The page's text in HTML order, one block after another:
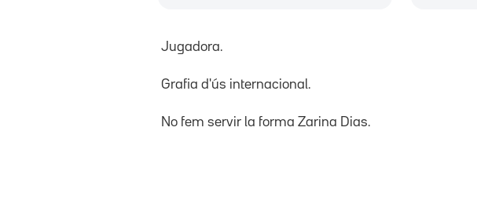
Jugadora.
Grafia d'ús internacional.
No fem servir la forma Zarina Dias.